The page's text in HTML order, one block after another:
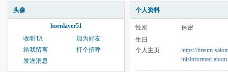
头像
hornlayer51
收听TA
加为好友
给我留言
打个招呼
发送消息
个人资料
性别
保密
生日
个人主页
https://breum-
misinformed-